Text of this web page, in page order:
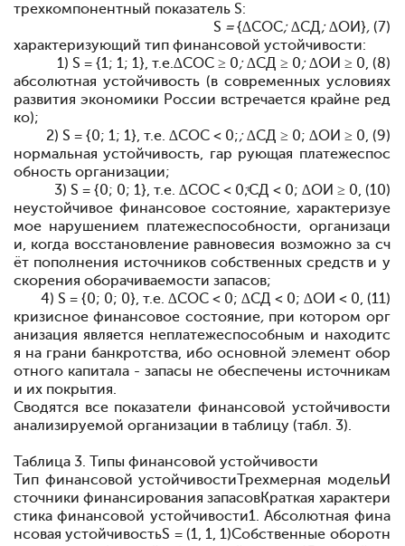
трехкомпонентный показатель S:
S ={∆СОС; ∆СД; ∆ОИ}, (7)
характеризующий тип финансовой устойчивости:
1) S = {1; 1; 1}, т.е.∆СОС ≥ 0; ∆СД ≥ 0; ∆ОИ ≥ 0, (8)
абсолютная устойчивость (в современных условиях
развития экономики России встречается крайне ред
ко);
2) S = {0; 1; 1}, т.е. ∆СОС < 0;; ∆СД ≥ 0; ∆ОИ ≥ 0, (9)
нормальнаяустойчивость, гар рующая платежеспос
обность организации;
3) S = {0; 0; 1}, т.е. ∆СОС < 0;СД < 0; ∆ОИ ≥ 0, (10)
неустойчивое финансовоесостояние, характеризуе
мое нарушением платежеспособности, организаци
и, когда восстановление равновесия возможно за сч
ёт пополнения источников собственныхсредств и у
скорения оборачиваемости запасов;
4) S = {0; 0; 0}, т.е. ∆СОС < 0; ∆СД < 0; ∆ОИ < 0, (11)
кризисноефинансовое состояние,при котором орг
анизация является неплатежеспособным и находитс
я на грани банкротства, ибо основной элемент обор
отного капитала - запасы не обеспечены источникам
и их покрытия.
Сводятся все показатели финансовой устойчивости
анализируемой организации в таблицу (табл. 3).
Таблица 3. Типы финансовой устойчивости
Тип финансовой устойчивостиТрехмерная модельИ
сточники финансирования запасовКраткая характери
стика финансовой устойчивости1. Абсолютная фина
нсовая устойчивостьS = (1, 1, 1)Собственные оборотн